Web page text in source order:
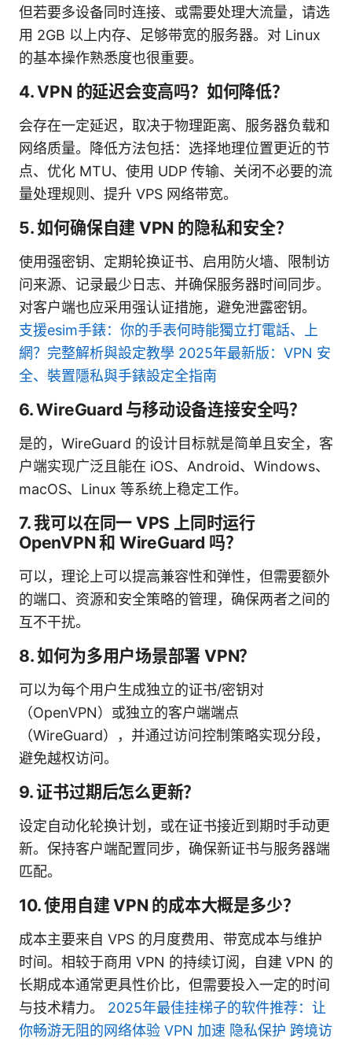
但若要多设备同时连接、或需要处理大流量，请选
用 2GB 以上内存、足够带宽的服务器。对 Linux
的基本操作熟悉度也很重要。
4. VPN 的延迟会变高吗？如何降低？
会存在一定延迟，取决于物理距离、服务器负载和
网络质量。降低方法包括：选择地理位置更近的节
点、优化 MTU、使用 UDP 传输、关闭不必要的流
量处理规则、提升 VPS 网络带宽。
5. 如何确保自建 VPN 的隐私和安全？
使用强密钥、定期轮换证书、启用防火墙、限制访
问来源、记录最少日志、并确保服务器时间同步。
对客户端也应采用强认证措施，避免泄露密钥。
支援esim手錶：你的手表何時能獨立打電話、上
網？完整解析與設定教學 2025年最新版：VPN 安
全、裝置隱私與手錶設定全指南
6. WireGuard 与移动设备连接安全吗？
是的，WireGuard 的设计目标就是简单且安全，客
户端实现广泛且能在 iOS、Android、Windows、
macOS、Linux 等系统上稳定工作。
7. 我可以在同一 VPS 上同时运行
OpenVPN 和 WireGuard 吗？
可以，理论上可以提高兼容性和弹性，但需要额外
的端口、资源和安全策略的管理，确保两者之间的
互不干扰。
8. 如何为多用户场景部署 VPN？
可以为每个用户生成独立的证书/密钥对
（OpenVPN）或独立的客户端端点
（WireGuard），并通过访问控制策略实现分段，
避免越权访问。
9. 证书过期后怎么更新？
设定自动化轮换计划，或在证书接近到期时手动更
新。保持客户端配置同步，确保新证书与服务器端
匹配。
10. 使用自建 VPN 的成本大概是多少？
成本主要来自 VPS 的月度费用、带宽成本与维护
时间。相较于商用 VPN 的持续订阅，自建 VPN 的
长期成本通常更具性价比，但需要投入一定的时间
与技术精力。 2025年最佳挂梯子的软件推荐：让
你畅游无阻的网络体验 VPN 加速 隐私保护 跨境访